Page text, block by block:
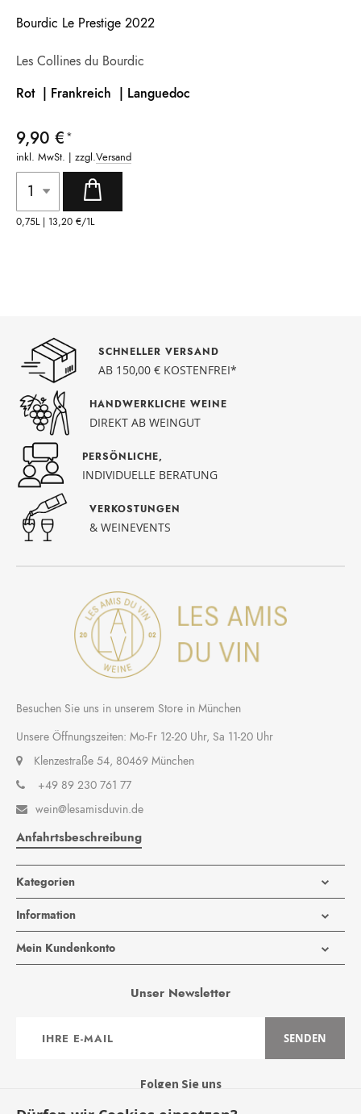
Bourdic Le Prestige 2022
Les Collines du Bourdic
Rot | Frankreich | Languedoc
9,90 €
inkl. MwSt. | zzgl.Versand
0,75L | 13,20 €/1L
SCHNELLER VERSAND
AB 150,00 € KOSTENFREI*
HANDWERKLICHE WEINE
DIREKT AB WEINGUT
PERSÖNLICHE,
INDIVIDUELLE BERATUNG
VERKOSTUNGEN
& WEINEVENTS
Besuchen Sie uns in unserem Store in München
Unsere Öffnungszeiten: Mo-Fr 12-20 Uhr, Sa 11-20 Uhr
Klenzestraße 54, 80469 München
+49 89 230 761 77
 wein@lesamisduvin.de
Anfahrtsbeschreibung
Kategorien
Information
Mein Kundenkonto
Unser Newsletter
zum
SENDEN
Folgen Sie uns